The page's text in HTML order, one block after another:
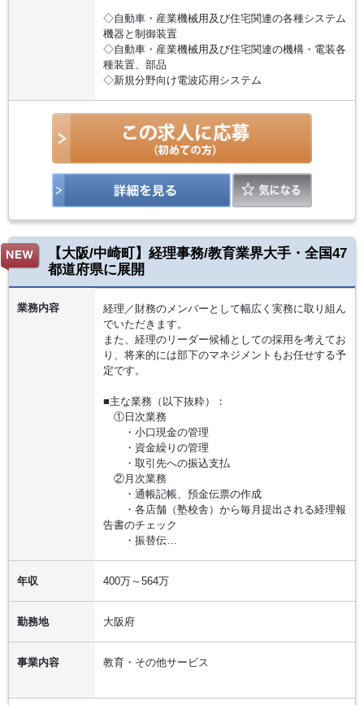
◇自動車・産業機械用及び住宅関連の各種システム
機器と制御装置
◇自動車・産業機械用及び住宅関連の機構・電装各
種装置、部品
◇新規分野向け電波応用システム
【大阪/中崎町】経理事務/教育業界大手・全国47
都道府県に展開
業務内容
経理／財務のメンバーとして幅広く実務に取り組ん
でいただきます。
また、経理のリーダー候補としての採用を考えてお
り、将来的には部下のマネジメントもお任せする予
定です。
■主な業務（以下抜粋）：
①日次業務
・小口現金の管理
・資金繰りの管理
・取引先への振込支払
②月次業務
・通帳記帳、預金伝票の作成
・各店舗（塾校舎）から毎月提出される経理報
告書のチェック
・振替伝…
年収 400万～564万
勤務地 大阪府
事業内容 教育・その他サービス